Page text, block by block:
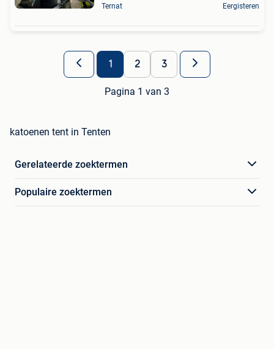
Ternat Eergisteren
1 2 3
Pagina 1 van 3
katoenen tent in Tenten
Gerelateerde zoektermen
Populaire zoektermen